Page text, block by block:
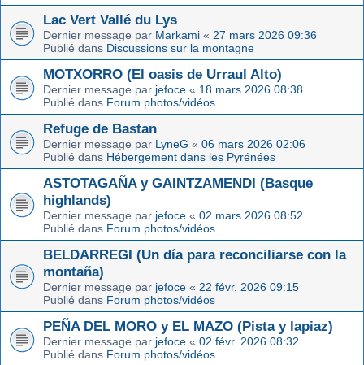
Lac Vert Vallé du Lys
Dernier message par Markami « 27 mars 2026 09:36
Publié dans Discussions sur la montagne
MOTXORRO (El oasis de Urraul Alto)
Dernier message par jefoce « 18 mars 2026 08:38
Publié dans Forum photos/vidéos
Refuge de Bastan
Dernier message par LyneG « 06 mars 2026 02:06
Publié dans Hébergement dans les Pyrénées
ASTOTAGAÑA y GAINTZAMENDI (Basque
highlands)
Dernier message par jefoce « 02 mars 2026 08:52
Publié dans Forum photos/vidéos
BELDARREGI (Un día para reconciliarse con la
montaña)
Dernier message par jefoce « 22 févr. 2026 09:15
Publié dans Forum photos/vidéos
PEÑA DEL MORO y EL MAZO (Pista y lapiaz)
Dernier message par jefoce « 02 févr. 2026 08:32
Publié dans Forum photos/vidéos